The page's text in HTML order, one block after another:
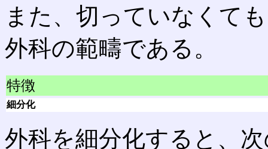
また、切っていなくて
外科の範疇である。
特徴
細分化
外科を細分化すると、